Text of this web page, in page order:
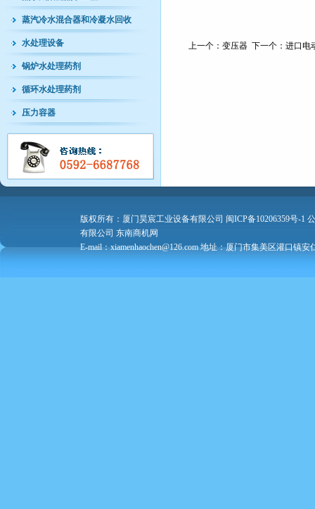
蒸汽冷水混合器和冷凝水回收
水处理设备
锅炉水处理药剂
循环水处理药剂
压力容器
上一个： 变压器 下一个： 进口电
版权所有：厦门昊宸工业设备有限公司 闽ICP备10206359号-1
有限公司 东南商机网
E-mail：xiamenhaochen@126.com 地址：厦门市集美区灌口镇